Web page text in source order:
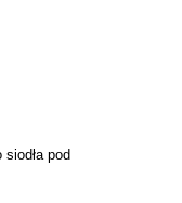
pod